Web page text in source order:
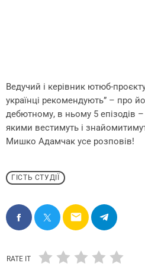
Ведучий і керівник ютюб-
українці рекомендують” – про
дебютному, в ньому 5 епізодів –
якими вестимуть і
Мишко Адамчак усе розповів!
ГІСТЬ СТУДІЇ
email
RATE IT